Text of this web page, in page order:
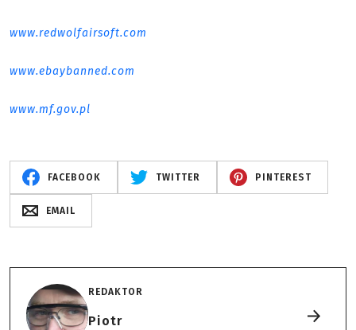
www.redwolfairsoft.com
www.ebaybanned.com
www.mf.gov.pl
FACEBOOK TWITTER PINTEREST
EMAIL
REDAKTOR
Piotr